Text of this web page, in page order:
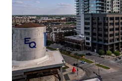
OFFERED AT A
REPLACEMENT COST
DIFFERENTIATED
DESIRABLE LIVE-WORK-
COMMERCIAL INVESTMENT